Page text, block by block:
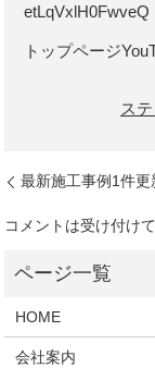
etLqVxlH0FwveQ
トップページ
ス
最新施工事例1件更
コメントは受け付け
HOME
会社案内